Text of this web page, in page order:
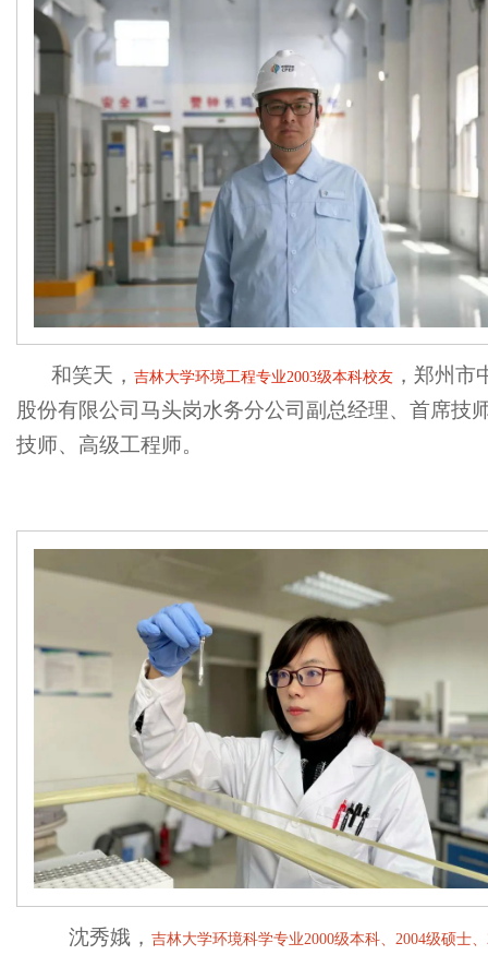
和笑天， 吉林大学环境工程专业2003级本科校友 ，郑州市
股份有限公司马头岗水务分公司副总经理、首席技
技师、高级工程师。
沈秀娥， 吉林大学环境科学专业2000级本科、 2004级硕士、